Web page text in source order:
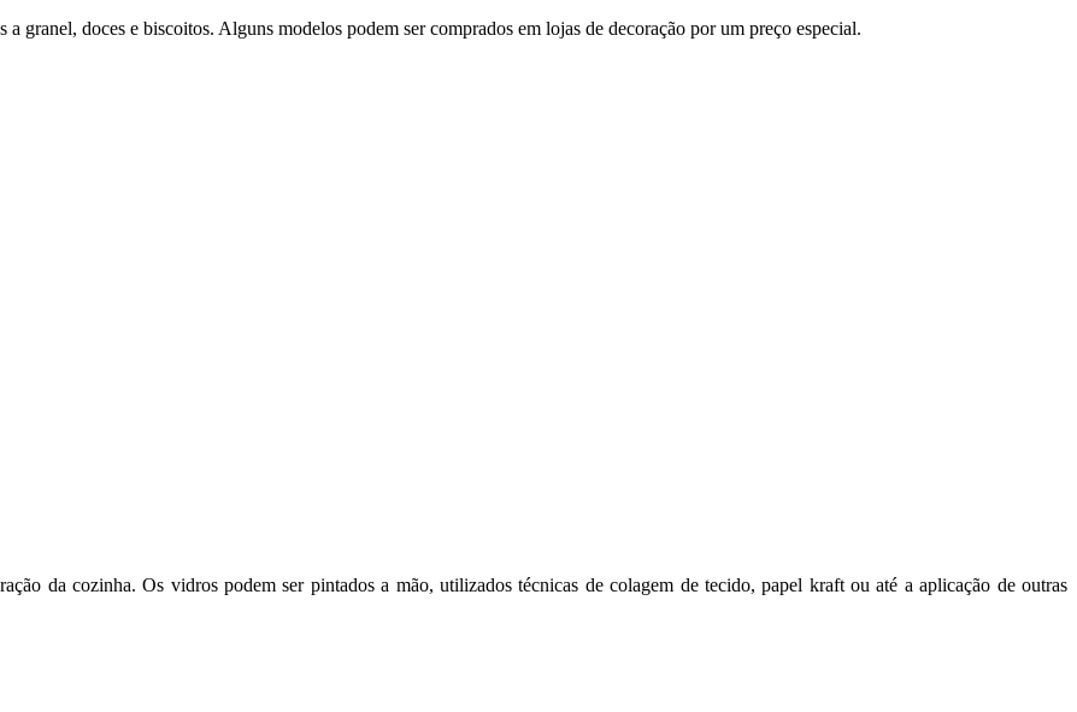
granel, doces e biscoitos. Alguns modelos podem ser comprados em lojas de decoração por um preço especial.
da cozinha. Os vidros podem ser pintados a mão, utilizados técnicas de colagem de tecido, papel kraft ou até a aplicação de outras